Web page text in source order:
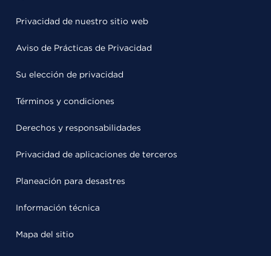
Privacidad de nuestro sitio web
Aviso de Prácticas de Privacidad
Su elección de privacidad
Términos y condiciones
Derechos y responsabilidades
Privacidad de aplicaciones de terceros
Planeación para desastres
Información técnica
Mapa del sitio